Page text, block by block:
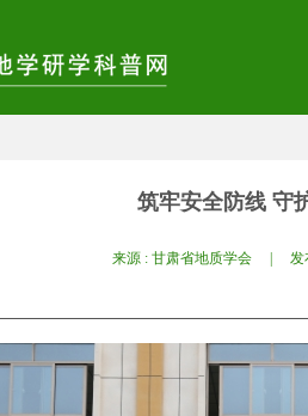
筑牢安全防线 守
来源 : 甘肃省地质学会 | 发